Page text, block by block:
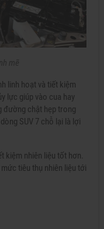
linh hoạt và tiết kiệm
lực giúp vào cua hay
đường chật hẹp trong
SUV 7 chỗ lại là lợi
kiệm nhiên liệu tốt hơn.
tiêu thụ nhiên liệu tới